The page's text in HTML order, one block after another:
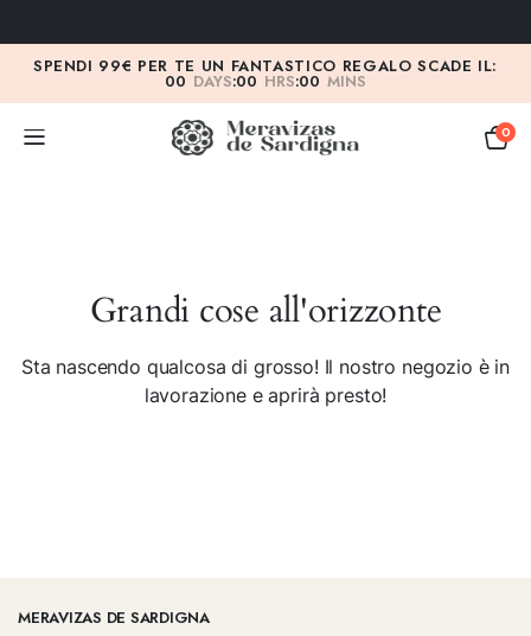
SPENDI 99€ PER TE UN FANTASTICO REGALO SCADE IL:
00 DAYS:00 HRS:00 MINS
0
Grandi cose all'orizzonte
Sta nascendo qualcosa di grosso! Il nostro negozio è in
lavorazione e aprirà presto!
MERAVIZAS DE SARDIGNA